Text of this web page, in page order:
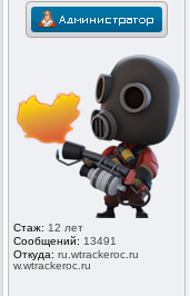
Стаж: 12 лет
Сообщений: 13491
Откуда: ru.wtrackeroc.ru
w.wtrackeroc .ru